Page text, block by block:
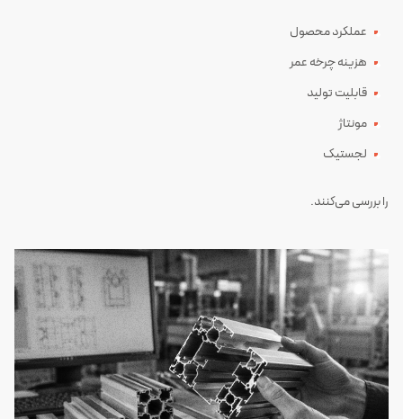
عملکرد محصول
هزینه چرخه عمر
قابلیت تولید
مونتاژ
لجستیک
را بررسی می‌کنند.